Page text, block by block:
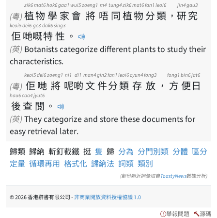
(粵) 植
zik6
物
mat6
學
hok6
家
gaa1
會
wui5
將
zoeng1
唔
m4
同
tung4
植
zik6
物
mat6
分
fan1
類
leoi6
， 研
jin4
究
gau3
佢
keoi5
哋
dei6
嘅
ge3
特
dak6
性
sing3
。
(英) Botanists categorize different plants to study their
characteristics.
(粵) 佢
keoi5
哋
dei6
將
zoeng1
呢
ni1
啲
di1
文
man4
件
gin2
分
fan1
類
leoi6
存
cyun4
放
fong3
， 方
fong1
便
bin6
日
jat6
後
hau6
查
caa4
閲
jyut6
。
(英) They categorize and store these documents for
easy retrieval later.
歸類 歸納 斬釘截鐵 挺 隻 歸 分為 分門別類 分體 區分
定量 循環再用 格式化 歸納法 詞類 類別
(部份類近詞彙取自ToastyNews數據分析)
© 2026 香港辭書有限公司 -非商業開放資料授權協議 1.0
舉報問題 源碼